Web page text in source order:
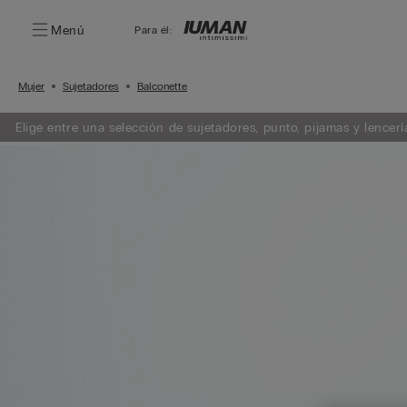
Menú Para él:
Mujer Sujetadores Balconette
Elige entre una selección de sujetadores, punto, pijamas y lencería. Añade 3 artículos a tu carrito y obtén un 50% de descuento en
menor importe.